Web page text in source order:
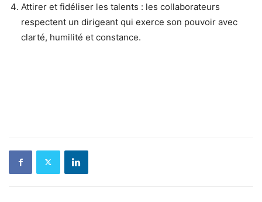
Attirer et fidéliser les talents : les collaborateurs
respectent un dirigeant qui exerce son pouvoir avec
clarté, humilité et constance.